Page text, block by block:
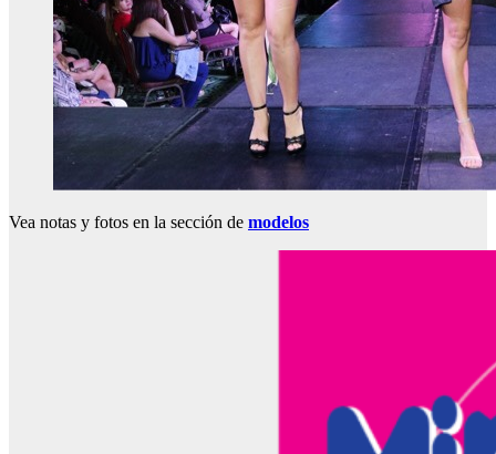
Vea notas y fotos en la sección de modelos